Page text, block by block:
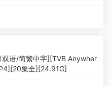
语/简繁中字][TVB Anywher
集全][24.91G]